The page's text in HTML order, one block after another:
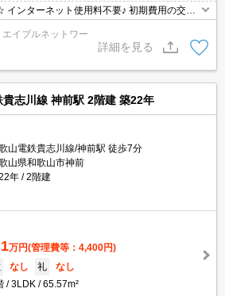
ンターネット使用料不要♪ 初期費用の交渉
まで！！
イブルネットワー
詳細を見る
貴志川線 神前駅 2階建 築22年
山電鉄貴志川線/神前駅 徒歩7分
山県和歌山市神前
年
2階建
万円(管理費等：4,400円)
なし 礼
なし
3LDK 65.57m²